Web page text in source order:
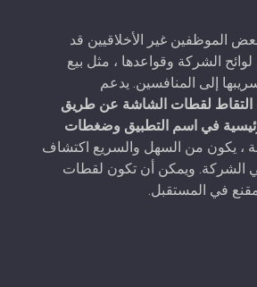
الموظفين غير الأخلاقيين قد
الشركة وقواعدها ، مثل بيع
إلى المنافسين. يدعم
التقاط لقطات الشاشة عن طريق
في اسم التطبيق وضغطات
، يكون من السهل والسريع اكتشاف
في الشركة. ويمكن أن تكون لقطات
مقنع في المستقبل.